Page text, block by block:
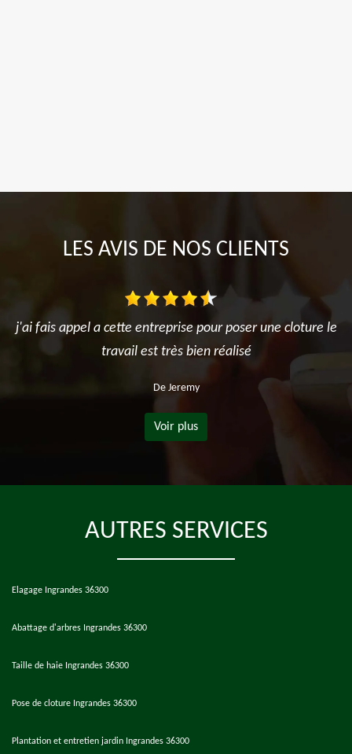
LES AVIS DE NOS CLIENTS
j'ai fais appel a cette entreprise pour poser une cloture le
travail est très bien réalisé
De Jeremy
Voir plus
AUTRES SERVICES
Elagage Ingrandes 36300
Abattage d'arbres Ingrandes 36300
Taille de haie Ingrandes 36300
Pose de cloture Ingrandes 36300
Plantation et entretien jardin Ingrandes 36300